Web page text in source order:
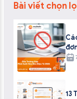
Bài viết chọn
13